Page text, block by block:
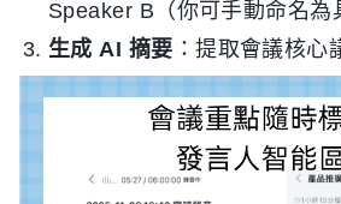
Speaker B（你可手動命名為
生成 AI 摘要 ：提取會議核心